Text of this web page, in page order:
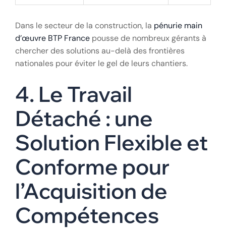
Dans le secteur de la construction, la pénurie main
d’œuvre BTP France pousse de nombreux gérants à
chercher des solutions au-delà des frontières
nationales pour éviter le gel de leurs chantiers.
4. Le Travail
Détaché : une
Solution Flexible et
Conforme pour
l’Acquisition de
Compétences